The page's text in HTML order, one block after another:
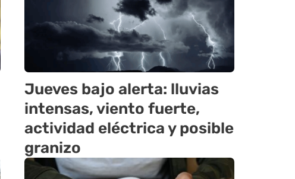
Jueves bajo alerta: lluvias
intensas, viento fuerte,
actividad eléctrica y posible
granizo